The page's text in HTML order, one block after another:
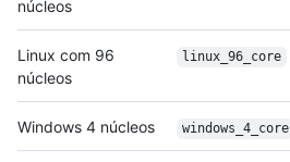
núcleos
Linux com 96
núcleos
linux_96_core
Windows 4 núcleos windows_4_core